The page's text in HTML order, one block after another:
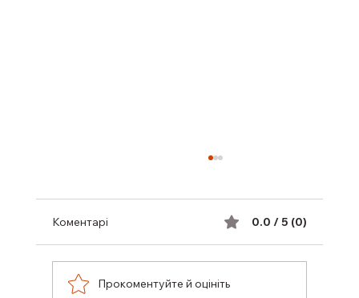
Коментарі 0.0 / 5 (0)
Прокоментуйте й оцініть